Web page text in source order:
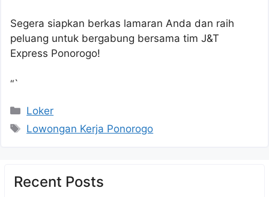
Segera siapkan berkas lamaran Anda dan raih
peluang untuk bergabung bersama tim J&T
Express Ponorogo!
“`
Kategori
Loker
Tag
Lowongan Kerja Ponorogo
Recent Posts